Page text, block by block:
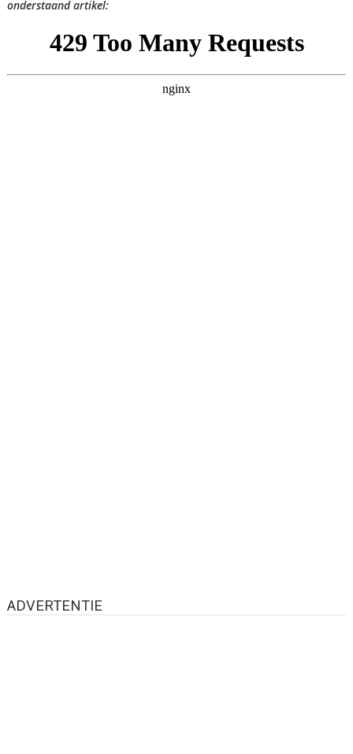
onderstaand artikel:
ADVERTENTIE